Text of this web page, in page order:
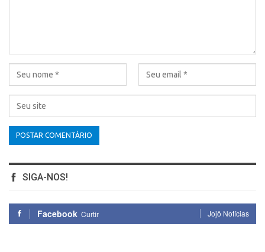
SIGA-NOS!
Facebook Curtir Jojô Notícias